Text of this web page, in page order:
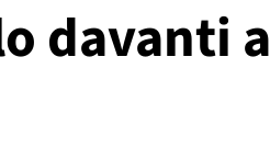
davanti a